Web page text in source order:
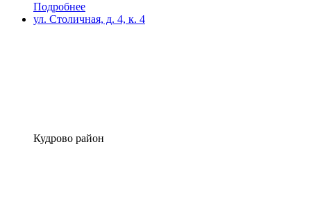
Подробнее
ул. Столичная, д. 4, к. 4
Кудрово район